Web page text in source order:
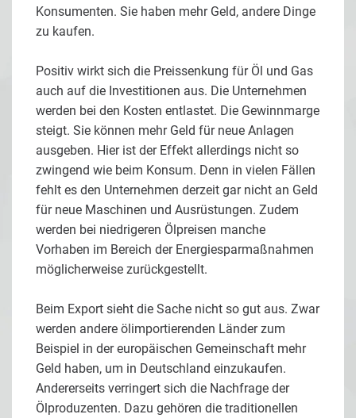
Konsumenten. Sie haben mehr Geld, andere Dinge
zu kaufen.
Positiv wirkt sich die Preissenkung für Öl und Gas
auch auf die Investitionen aus. Die Unternehmen
werden bei den Kosten entlastet. Die Gewinnmarge
steigt. Sie können mehr Geld für neue Anlagen
ausgeben. Hier ist der Effekt allerdings nicht so
zwingend wie beim Konsum. Denn in vielen Fällen
fehlt es den Unternehmen derzeit gar nicht an Geld
für neue Maschinen und Ausrüstungen. Zudem
werden bei niedrigeren Ölpreisen manche
Vorhaben im Bereich der Energiesparmaßnahmen
möglicherweise zurückgestellt.
Beim Export sieht die Sache nicht so gut aus. Zwar
werden andere ölimportierenden Länder zum
Beispiel in der europäischen Gemeinschaft mehr
Geld haben, um in Deutschland einzukaufen.
Andererseits verringert sich die Nachfrage der
Ölproduzenten. Dazu gehören die traditionellen